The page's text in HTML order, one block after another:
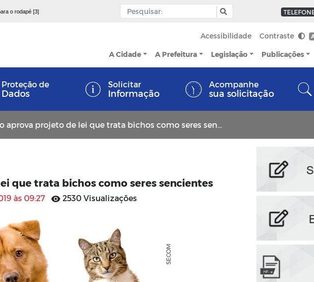
o rodapé [3]
Acessibilidade Contraste
A Cidade A Prefeitura Legislação Publicações
Proteção de
Dados
Solicitar
Informação
Acompanhe
sua solicitação
aprova projeto de lei que trata bichos como seres sencientes
que trata bichos como seres sencientes
às 09:27 2530 Visualizações